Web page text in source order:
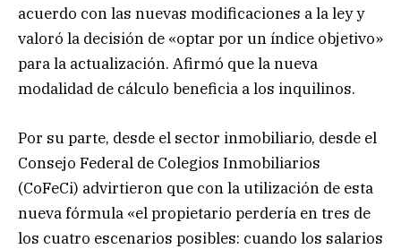
acuerdo con las nuevas modificaciones a la ley y
valoró la decisión de «optar por un índice objetivo»
para la actualización. Afirmó que la nueva
modalidad de cálculo beneficia a los inquilinos.
Por su parte, desde el sector inmobiliario, desde el
Consejo Federal de Colegios Inmobiliarios
(CoFeCi) advirtieron que con la utilización de esta
nueva fórmula «el propietario perdería en tres de
los cuatro escenarios posibles: cuando los salarios